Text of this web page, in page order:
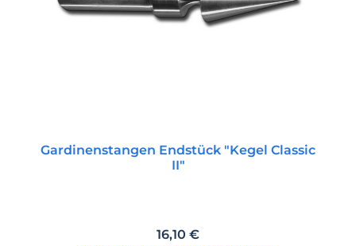
Gardinenstangen Endstück "Kegel Classic
II"
Regulärer Preis:
16,10 €